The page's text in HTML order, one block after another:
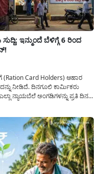
ಇನ್ಮುಂದೆ ಬೆಳಿಗ್ಗೆ 6 ರಿಂದ
Card Holders) ಆಹಾರ
ನೀಡಿದೆ. ದಿನಗೂಲಿ ಕಾರ್ಮಿಕರು
ನ್ಯಾಯಬೆಲೆ ಅಂಗಡಿಗಳನ್ನು ಪ್ರತಿ ದಿನ